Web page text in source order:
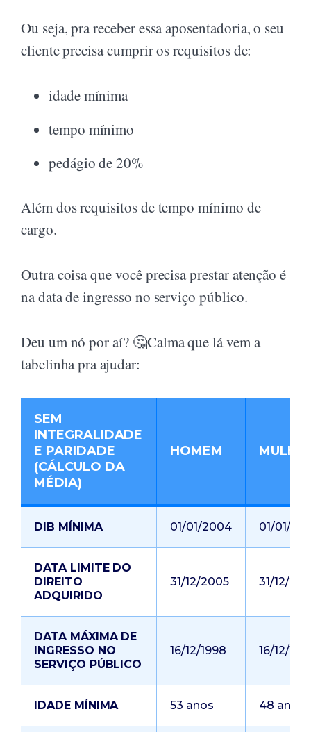
Ou seja, pra receber essa aposentadoria, o seu
cliente precisa cumprir os requisitos de:
idade mínima
tempo mínimo
pedágio de 20%
Além dos requisitos de tempo mínimo de
cargo.
Outra coisa que você precisa prestar atenção é
na data de ingresso no serviço público.
Deu um nó por aí? 🤔Calma que lá vem a
tabelinha pra ajudar:
SEM
INTEGRALIDADE
E PARIDADE
(CÁLCULO DA
MÉDIA)
HOMEM
DIB MÍNIMA 01/01/2004 01/01/
DATA LIMITE DO
DIREITO
ADQUIRIDO
31/12/2005 31/12/
DATA MÁXIMA DE
INGRESSO NO
SERVIÇO PÚBLICO
16/12/1998 16/12/
IDADE MÍNIMA 53 anos 48 anos